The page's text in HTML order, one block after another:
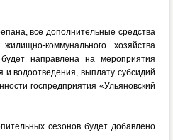
все дополнительные средства
коммунального хозяйства
направлена на мероприятия
водоотведения, выплату субсидий
госпредприятия «Ульяновский
сезонов будет добавлено